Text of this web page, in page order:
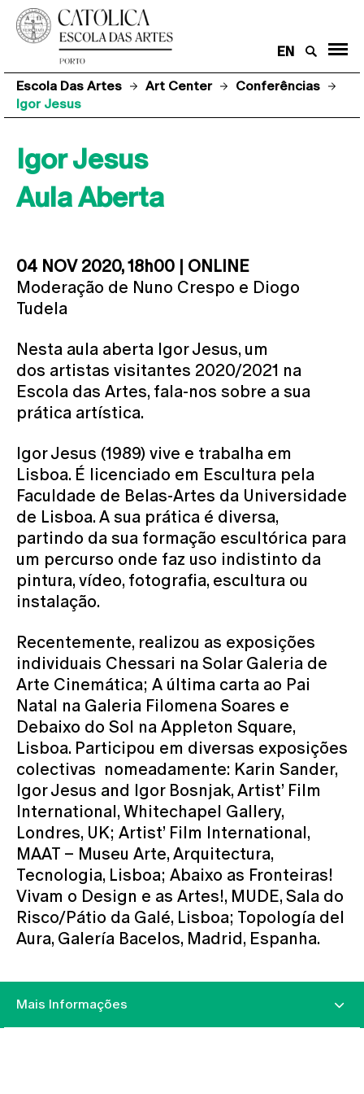
EN
Escola Das Artes Art Center
Conferências
Igor Jesus
Igor Jesus
Aula Aberta
04 NOV 2020, 18h00 | ONLINE
Moderação de Nuno Crespo e Diogo
Tudela
Nesta aula aberta Igor Jesus, um
dos artistas visitantes 2020/2021 na
Escola das Artes, fala-nos sobre a sua
prática artística.
Igor Jesus (1989) vive e trabalha em
Lisboa. É licenciado em Escultura pela
Faculdade de Belas-Artes da Universidade
de Lisboa. A sua prática é diversa,
partindo da sua formação escultórica para
um percurso onde faz uso indistinto da
pintura, vídeo, fotografia, escultura ou
instalação.
Recentemente, realizou as exposições
individuais Chessari na Solar Galeria de
Arte Cinemática; A última carta ao Pai
Natal na Galeria Filomena Soares e
Debaixo do Sol na Appleton Square,
Lisboa. Participou em diversas exposições
colectivas nomeadamente: Karin Sander,
Igor Jesus and Igor Bosnjak, Artist’ Film
International, Whitechapel Gallery,
Londres, UK; Artist’ Film International,
MAAT – Museu Arte, Arquitectura,
Tecnologia, Lisboa; Abaixo as Fronteiras!
Vivam o Design e as Artes!, MUDE, Sala do
Risco/Pátio da Galé, Lisboa; Topología del
Aura, Galería Bacelos, Madrid, Espanha.
Mais Informações